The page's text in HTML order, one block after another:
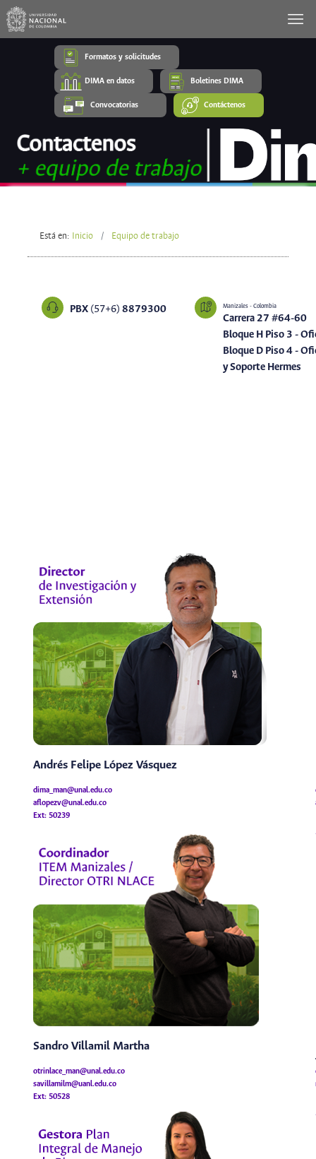
Formatos y solicitudes
DIMA en datos Boletines DIMA
Convocatorias Contáctenos
Está en: Inicio Equipo de trabajo
PBX (57+6) 8879300 Manizales - Colombia
Carrera 27 #64-60
Bloque H Piso 3 -
Bloque D Piso 4 -
y Soporte Hermes
Andrés Felipe López Vásquez
dima_man@unal.edu.co
aflopezv@unal.edu.co
Ext: 50239
Sandro Villamil Martha
otrinlace_man@unal.edu.co
savillamilm@uanl.edu.co
Ext: 50528